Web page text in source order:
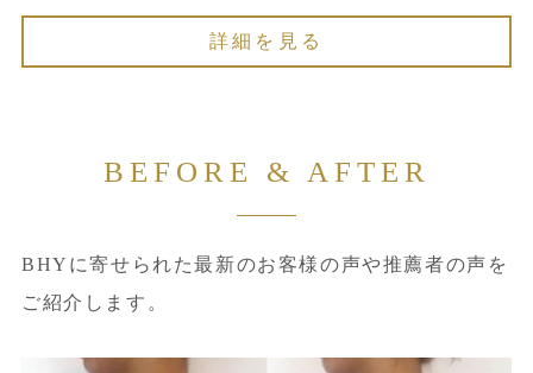
詳細を見る
BEFORE & AFTER
BHYに寄せられた最新のお客様の声や推薦者の声を
ご紹介します。